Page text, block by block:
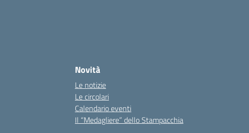
Novità
Le notizie
Le circolari
Calendario eventi
Il “Medagliere” dello Stampacchia